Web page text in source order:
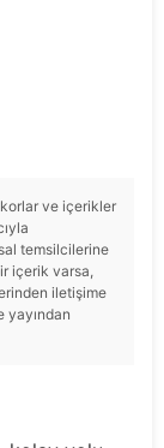
ve içerikler
temsilcilerine
içerik varsa,
iletişime
yayından